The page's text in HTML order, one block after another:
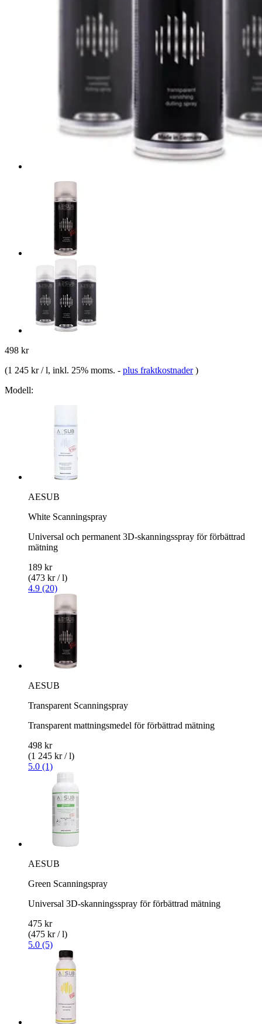
498 kr
(1 245 kr / l, inkl. 25% moms. - plus fraktkostnader )
Modell:
AESUB
White Scanningspray
Universal och permanent 3D-skanningsspray för förbättrad
mätning
189 kr
(473 kr / l)
4.9 (20)
AESUB
Transparent Scanningspray
Transparent mattningsmedel för förbättrad mätning
498 kr
(1 245 kr / l)
5.0 (1)
AESUB
Green Scanningspray
Universal 3D-skanningsspray för förbättrad mätning
475 kr
(475 kr / l)
5.0 (5)